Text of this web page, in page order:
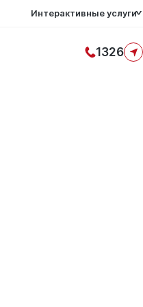
Интерактивные услуги
1326